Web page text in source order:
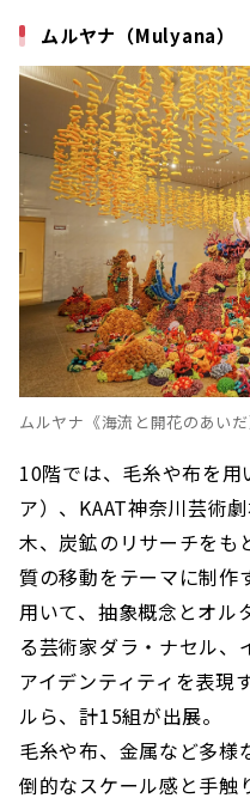
ムルヤナ（Mulyana）
ムルヤナ《海流と開花のあい
10階では、毛糸や布を
ア）、KAAT神奈川芸術
木、炭鉱のリサーチをも
質の移動をテーマに制作
用いて、抽象概念とオル
る芸術家ダラ・ナセル、
アイデンティティを表現
ルら、計15組が出展。
毛糸や布、金属など多様
倒的なスケール感と手触